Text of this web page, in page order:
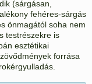
(sárgásan,
fehéres-sárgás
önmagától soha nem
testrészekre is
esztétikai
forrása